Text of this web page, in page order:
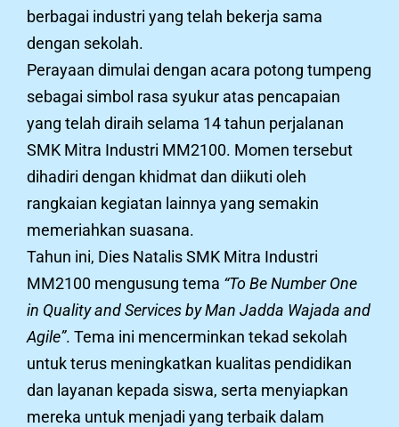
berbagai industri yang telah bekerja sama
dengan sekolah.
Perayaan dimulai dengan acara potong tumpeng
sebagai simbol rasa syukur atas pencapaian
yang telah diraih selama 14 tahun perjalanan
SMK Mitra Industri MM2100. Momen tersebut
dihadiri dengan khidmat dan diikuti oleh
rangkaian kegiatan lainnya yang semakin
memeriahkan suasana.
Tahun ini, Dies Natalis SMK Mitra Industri
MM2100 mengusung tema “To Be Number One
in Quality and Services by Man Jadda Wajada and
Agile”. Tema ini mencerminkan tekad sekolah
untuk terus meningkatkan kualitas pendidikan
dan layanan kepada siswa, serta menyiapkan
mereka untuk menjadi yang terbaik dalam